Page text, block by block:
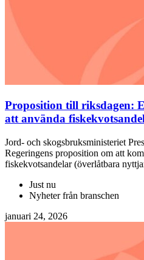
Proposition till riksdagen:
att använda
Jord- och skogsbruksministeriet
Regeringens proposition om att
fiskekvotsandelar (överlåtbara
Just nu
Nyheter från branschen
januari 24, 2026